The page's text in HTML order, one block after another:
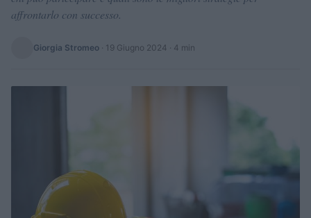
affrontarlo con successo.
Giorgia Stromeo · 19 Giugno 2024 · 4 min